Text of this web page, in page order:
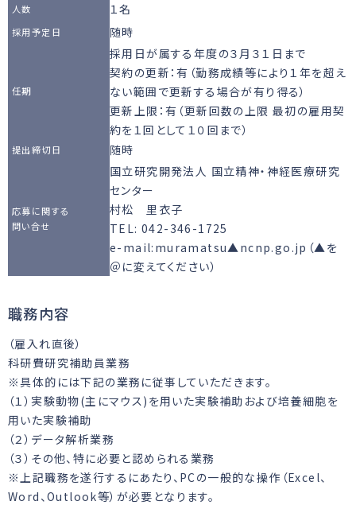
人数 １名
採用予定日 随時
任期
採用日が属する年度の３月３１日まで
契約の更新：有（勤務成績等により１年を超え
ない範囲で更新する場合が有り得る）
更新上限：有（更新回数の上限 最初の雇用契
約を１回として１０回まで）
提出締切日 随時
応募に関する
問い合せ
国立研究開発法人 国立精神・神経医療研究
センター
村松 里衣子
TEL: 042-346-1725
e-mail:muramatsu▲ncnp.go.jp（▲を
＠に変えてください）
職務内容
（雇入れ直後）
科研費研究補助員業務
※具体的には下記の業務に従事していただきます。
（１）実験動物(主にマウス)を用いた実験補助および培養細胞を
用いた実験補助
（２）データ解析業務
（３）その他、特に必要と認められる業務
※上記職務を遂行するにあたり、PCの一般的な操作（Excel、
Word、Outlook等）が必要となります。